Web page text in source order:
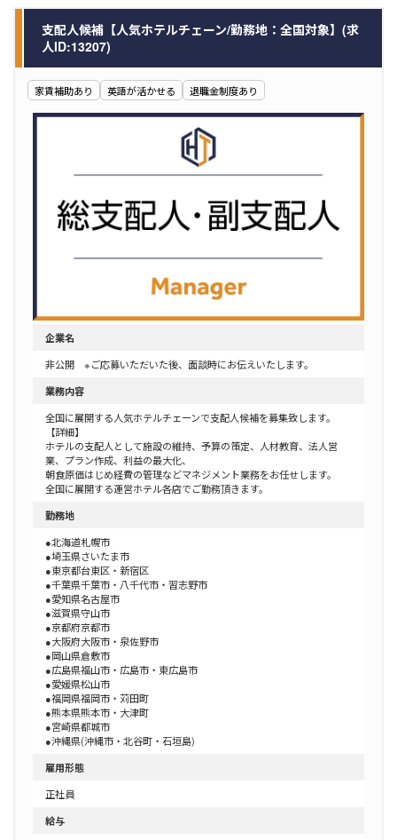
支配人候補【人気ホテルチェーン/勤務地：全国対象】(求
人ID:13207)
家賃補助あり 英語が活かせる 退職金制度あり
企業名
非公開 ※ご応募いただいた後、面談時にお伝えいたします。
業務内容
全国に展開する人気ホテルチェーンで支配人候補を募集致します。
【詳細】
ホテルの支配人として施設の維持、予算の策定、人材教育、法人営
業、プラン作成、利益の最大化、
朝食原価はじめ経費の管理などマネジメント業務をお任せします。
全国に展開する運営ホテル各店でご勤務頂きます。
勤務地
●北海道札幌市
●埼玉県さいたま市
●東京都台東区・新宿区
●千葉県千葉市・八千代市・習志野市
●愛知県名古屋市
●滋賀県守山市
●京都府京都市
●大阪府大阪市・泉佐野市
●岡山県倉敷市
●広島県福山市・広島市・東広島市
●愛媛県松山市
●福岡県福岡市・苅田町
●熊本県熊本市・大津町
●宮崎県都城市
●沖縄県(沖縄市・北谷町・石垣島)
雇用形態
正社員
給与